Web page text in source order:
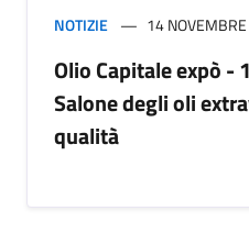
NOTIZIE 14
Olio Capitale expò -
Salone degli oli
qualità